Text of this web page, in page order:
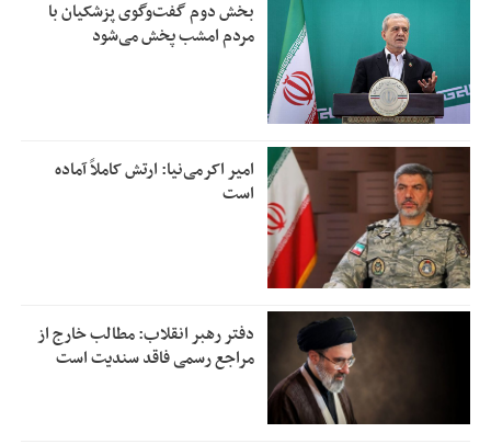
بخش دوم گفت‌وگوی پزشکیان با
مردم امشب پخش می‌شود
امیر اکرمی‌نیا: ارتش کاملاً آماده
است
دفتر رهبر انقلاب: مطالب خارج از
مراجع رسمی فاقد سندیت است